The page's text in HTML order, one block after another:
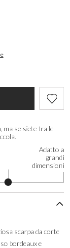
ma se siete tra le
Adatto a
grandi
dimensioni
scarpa da corte
bordeaux e